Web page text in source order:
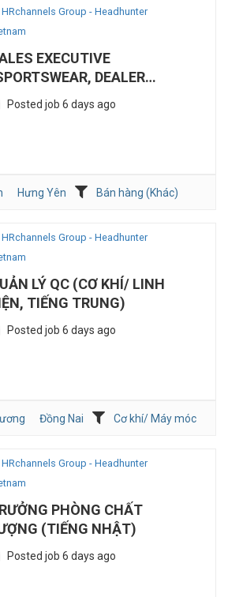
HRchannels Group - Headhunter
EXECUTIVE
DEALER
Posted job 6 days ago
Hưng Yên
Bán hàng (Khác)
HRchannels Group - Headhunter
LÝ QC (CƠ KHÍ/ LINH
TIẾNG TRUNG)
Posted job 6 days ago
Đồng Nai
Cơ khí/ Máy móc
HRchannels Group - Headhunter
PHÒNG CHẤT
(TIẾNG NHẬT)
Posted job 6 days ago